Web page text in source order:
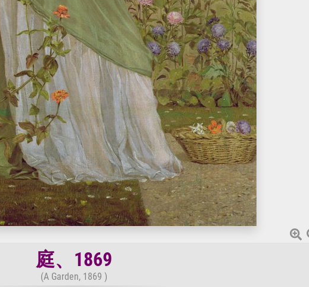
庭、1869
(A Garden, 1869 )